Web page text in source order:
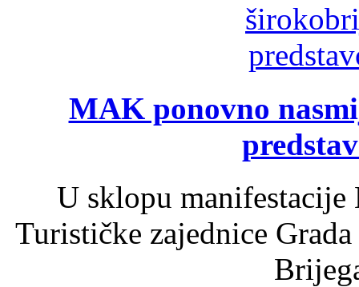
MAK ponovno
U sklopu
Turističke zajednice